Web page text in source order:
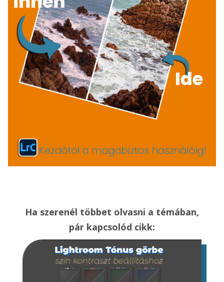
Ha szerenél többet olvasni a témában,
pár kapcsolód cikk: